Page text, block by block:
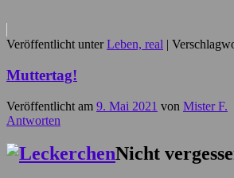
Veröffentlicht unter Leben, real |
Muttertag!
Veröffentlicht am 9. Mai 2021 von Mister F.
Antworten
Nicht